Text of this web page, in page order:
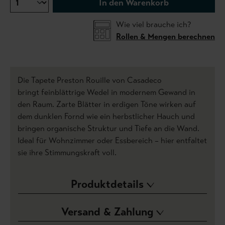
In den Warenkorb
Wie viel brauche ich?
Rollen & Mengen berechnen
Die Tapete Preston Rouille von Casadeco
bringt feinblättrige Wedel in modernem Gewand in
den Raum. Zarte Blätter in erdigen Töne wirken auf
dem dunklen Fornd wie ein herbstlicher Hauch und
bringen organische Struktur und Tiefe an die Wand.
Ideal für Wohnzimmer oder Essbereich – hier entfaltet
sie ihre Stimmungskraft voll.
Produktdetails
Versand & Zahlung